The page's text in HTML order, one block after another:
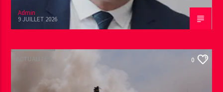
Admin
9 JUILLET 2026
ACTUALITÉS 0